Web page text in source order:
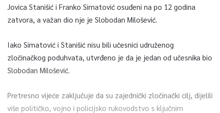
Jovica Stanišić i Franko Simatović osuđeni na po 12 godina
zatvora, a važan dio nje je Slobodan Milošević.
Iako Simatović i Stanišić nisu bili učesnici udruženog
zločinačkog poduhvata, utvrđeno je da je jedan od učesnika bio
Slobodan Milošević.
Pretresno vijeće zaključuje da su zajednički zločinački cilj, dijelili
više političko, vojno i policijsko rukovodstvo s ključnim